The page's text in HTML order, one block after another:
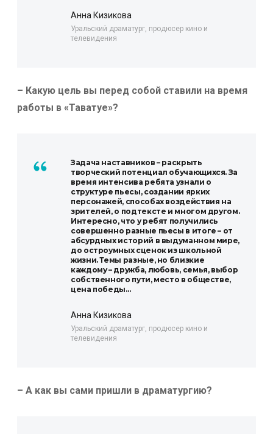
Анна Кизикова
Уральский драматург, продюсер кино и
телевидения
– Какую цель вы перед собой ставили на время
работы в «Таватуе»?
Задача наставников – раскрыть
творческий потенциал обучающихся. За
время интенсива ребята узнали о
структуре пьесы, создании ярких
персонажей, способах воздействия на
зрителей, о подтексте и многом другом.
Интересно, что у ребят получились
совершенно разные пьесы в итоге – от
абсурдных историй в выдуманном мире,
до остроумных сценок из школьной
жизни. Темы разные, но близкие
каждому – дружба, любовь, семья, выбор
собственного пути, место в обществе,
цена победы…
Анна Кизикова
Уральский драматург, продюсер кино и
телевидения
– А как вы сами пришли в драматургию?